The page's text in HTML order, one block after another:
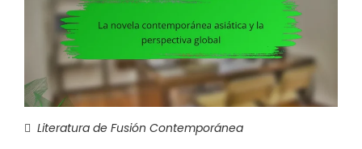
Literatura de Fusión Contemporánea